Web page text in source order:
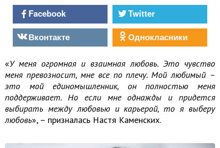
Facebook
Twitter
Вконтакте
Однокласники
«У меня огромная и взаимная любовь. Это чувство
меня превозносит, мне все по плечу. Мой любимый –
это мой единомышленник, он полностью меня
поддерживает. Но если мне однажды и придется
выбирать между любовью и карьерой, то я выберу
любовь», – призналась Настя Каменских.